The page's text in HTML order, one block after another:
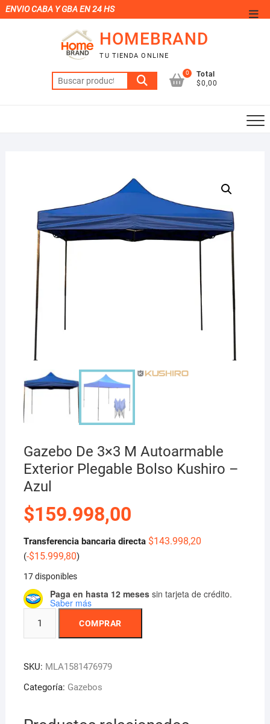
Saltar
al
ENVIO CABA Y GBA EN 24 HS
HOMEBRAND
TU TIENDA ONLINE
Buscar
por:
0
Total
$0,00
Gazebo De 3×3 M Autoarmable
Exterior Plegable Bolso Kushiro –
Azul
$159.998,00
Transferencia bancaria directa $143.998,20
(-$15.999,80)
17 disponibles
Paga en hasta 12 mesessin tarjeta de crédito.
Saber más
Autoarmable
Exterior
COMPRAR
SKU: MLA1581476979
Categoría: Gazebos